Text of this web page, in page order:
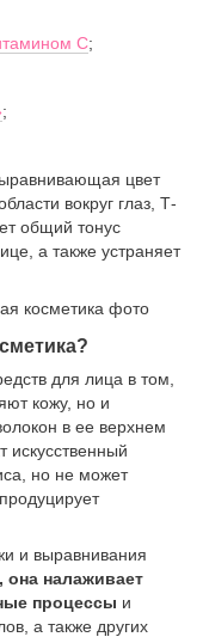
С;
;
цвет
вокруг глаз, Т-
общий тонус
а также устраняет
для лица в том,
кожу, но и
в ее верхнем
искусственный
но не может
и выравнивания
она налаживает
процессы и
а также других